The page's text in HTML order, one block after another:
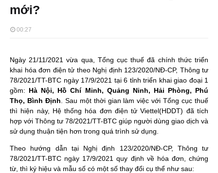
mới?
00:27
Ngày 21/11/2021 vừa qua, Tổng cục thuế đã chính thức triển
khai hóa đơn điện tử theo Nghị định 123/2020/NĐ-CP, Thông tư
78/2021/TT-BTC ngày 17/9/2021 tại 6 tỉnh triển khai giao đoại 1
gồm: Hà Nội, Hồ Chí Minh, Quảng Ninh, Hải Phòng, Phú
Thọ, Bình Định . Sau một thời gian làm việc với Tổng cục thuế
thì hiện này, Hệ thống hóa đơn điện tử Viettel(HDDT) đã tích
hợp với Thông tư 78/2021/TT-BTC giúp người dùng giao dịch và
sử dụng thuận tiện hơn trong quá trình sử dụng.
Theo hướng dẫn tại Nghị định 123/2020/NĐ-CP, Thông tư
78/2021/TT-BTC ngày 17/9/2021 quy định về hóa đơn, chứng
từ, thì ký hiệu và mẫu số có một số thay đổi cụ thể như sau: